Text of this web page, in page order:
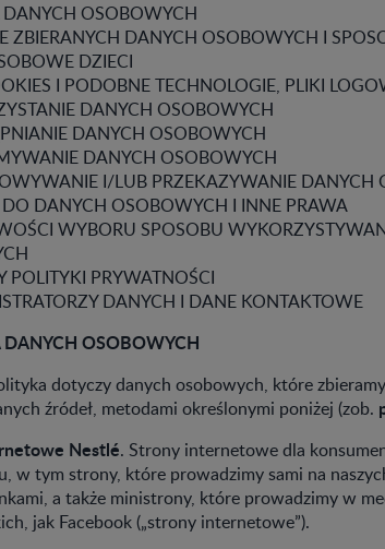
OSOBOWYCH
ZBIERANYCH DANYCH OSOBOWYCH I
DZIECI
I PODOBNE TECHNOLOGIE, PLIKI
DANYCH OSOBOWYCH
DANYCH OSOBOWYCH
DANYCH OSOBOWYCH
I/LUB PRZEKAZYWANIE DANYCH
DANYCH OSOBOWYCH I INNE PRAWA
WYBORU SPOSOBU
POLITYKI PRYWATNOŚCI
DANYCH I DANE KONTAKTOWE
OSOBOWYCH
dotyczy danych osobowych, które
źródeł, metodami określonymi poniżej (zob.
Nestlé. Strony internetowe dla
w tym strony, które prowadzimy sami na
a także ministrony, które prowadzimy w
jak Facebook („strony internetowe”).